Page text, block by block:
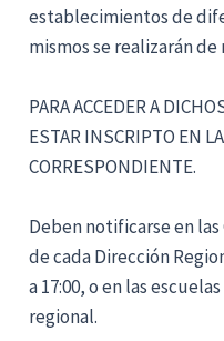
establecimientos de
mismos se realizarán
PARA ACCEDER A
ESTAR INSCRIPTO EN
CORRESPONDIENTE.
Deben notificarse en
de cada Dirección
a 17:00, o en las
regional.